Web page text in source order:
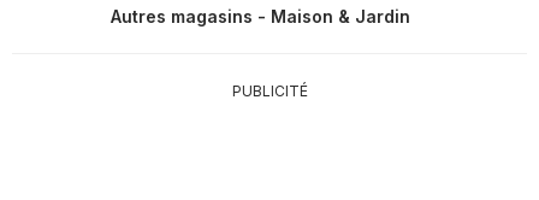
Autres magasins - Maison & Jardin
PUBLICITÉ